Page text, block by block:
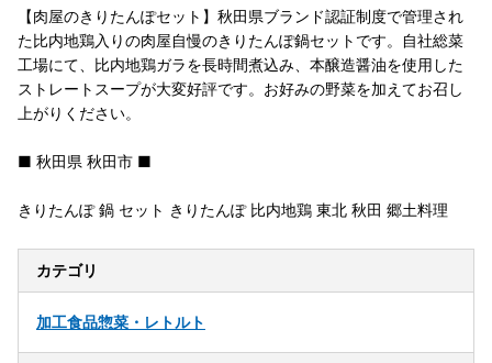
【肉屋のきりたんぽセット】秋田県ブランド認証制度で管理され
た比内地鶏入りの肉屋自慢のきりたんぽ鍋セットです。自社総菜
工場にて、比内地鶏ガラを長時間煮込み、本醸造醤油を使用した
ストレートスープが大変好評です。お好みの野菜を加えてお召し
上がりください。
■ 秋田県 秋田市 ■
きりたんぽ 鍋 セット きりたんぽ 比内地鶏 東北 秋田 郷土料理
カテゴリ
加工食品惣菜・レトルト